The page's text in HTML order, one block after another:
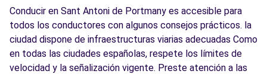
Conducir en Sant Antoni de Portmany es accesible para
todos los conductores con algunos consejos prácticos. la
ciudad dispone de infraestructuras viarias adecuadas Como
en todas las ciudades españolas, respete los límites de
velocidad y la señalización vigente. Preste atención a las